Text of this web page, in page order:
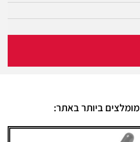
ביותר באתר: